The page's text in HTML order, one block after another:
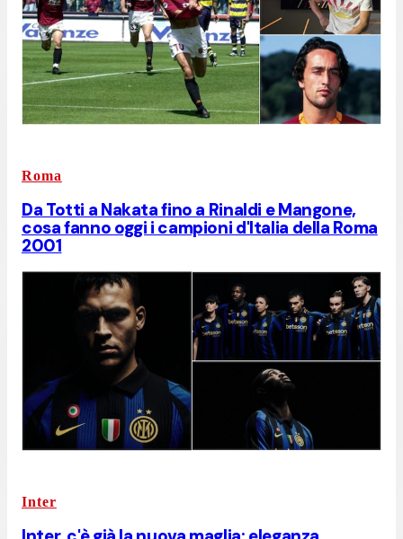
Roma
Da Totti a Nakata fino a Rinaldi e Mangone,
cosa fanno oggi i campioni d'Italia della Roma
2001
Inter